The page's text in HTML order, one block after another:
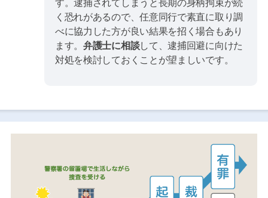
す。逮捕されてしまうと長期の身柄拘束が続
く恐れがあるので、任意同行で素直に取り調
べに協力した方が良い結果を招く場合もあり
ます。弁護士に相談して、逮捕回避に向けた
対処を検討しておくことが望ましいです。